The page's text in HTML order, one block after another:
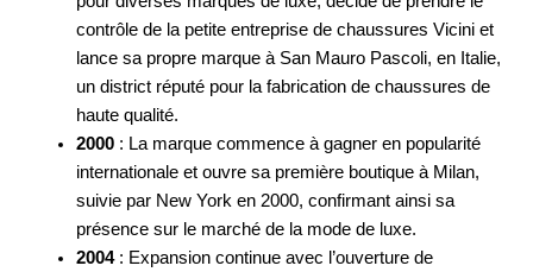
contrôle de la petite entreprise de chaussures Vicini et
lance sa propre marque à San Mauro Pascoli, en Italie,
un district réputé pour la fabrication de chaussures de
haute qualité.
2000: La marque commence à gagner en popularité
internationale et ouvre sa première boutique à Milan,
suivie par New York en 2000, confirmant ainsi sa
présence sur le marché de la mode de luxe.
2004: Expansion continue avec l’ouverture de